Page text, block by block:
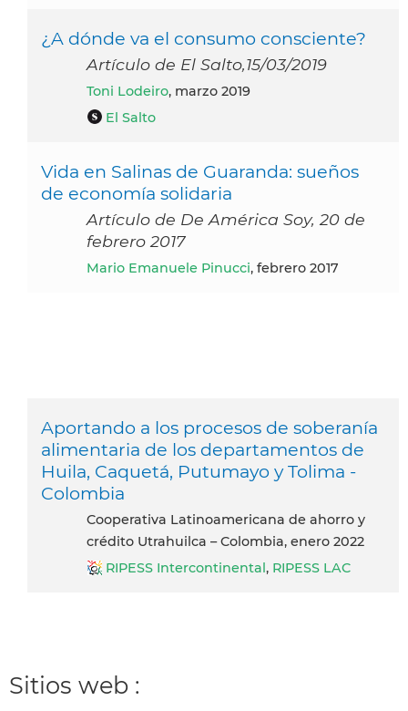
¿A dónde va el consumo consciente?
Artículo de El Salto,15/03/2019
Toni Lodeiro, marzo 2019
El Salto
Vida en Salinas de Guaranda: sueños
de economía solidaria
Artículo de De América Soy, 20 de
febrero 2017
Mario Emanuele Pinucci, febrero 2017
Aportando a los procesos de soberanía
alimentaria de los departamentos de
Huila, Caquetá, Putumayo y Tolima -
Colombia
Cooperativa Latinoamericana de ahorro y
crédito Utrahuilca – Colombia, enero 2022
RIPESS Intercontinental , RIPESS LAC
Sitios web :